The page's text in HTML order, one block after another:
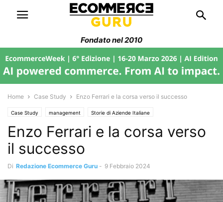
Fondato nel 2010
Home Case Study Enzo Ferrari e la corsa verso il successo
Case Study management Storie di Aziende Italiane
Enzo Ferrari e la corsa verso
il successo
Di Redazione Ecommerce Guru - 9 Febbraio 2024